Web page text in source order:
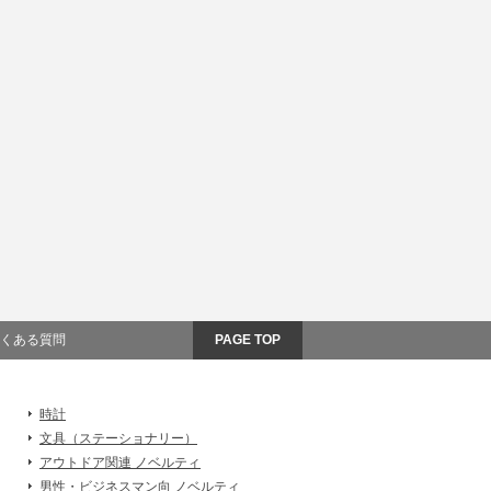
ある質問 PAGE TOP
時計
文具（ステーショナリー）
アウトドア関連 ノベルティ
男性・ビジネスマン向 ノベルティ